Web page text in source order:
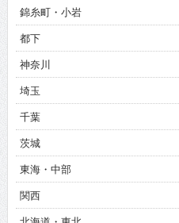
新宿
渋谷
池袋
上野
五反田・品川
錦糸町・小岩
都下
神奈川
埼玉